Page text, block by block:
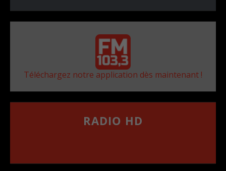
Téléchargez notre application dès maintenant !
RADIO HD